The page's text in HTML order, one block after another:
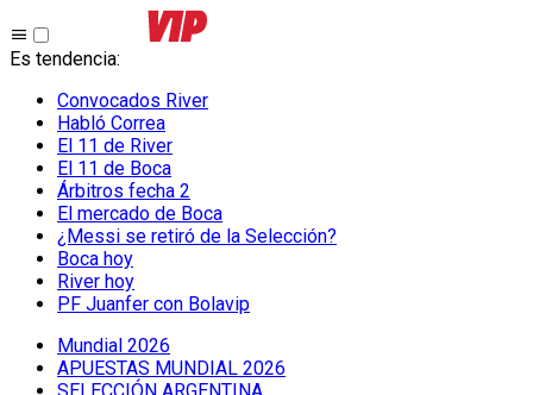
Es tendencia:
Convocados River
Habló Correa
El 11 de River
El 11 de Boca
Árbitros fecha 2
El mercado de Boca
¿Messi se retiró de la Selección?
Boca hoy
River hoy
PF Juanfer con Bolavip
Mundial 2026
APUESTAS MUNDIAL 2026